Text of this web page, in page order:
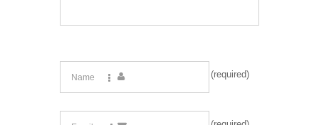
(required)